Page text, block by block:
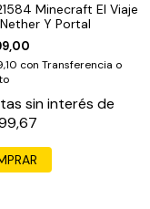
Minecraft El Viaje
Y Portal
con Transferencia o
sin interés de